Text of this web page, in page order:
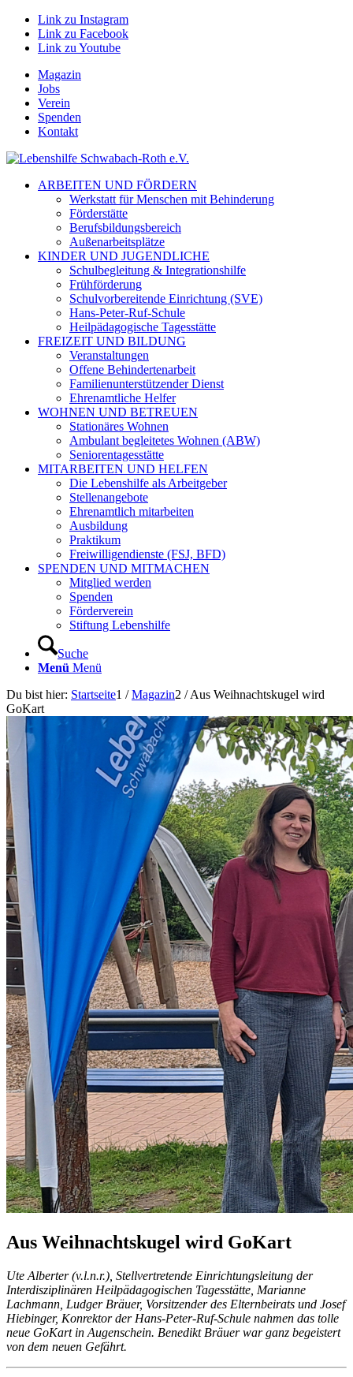
Link zu Instagram
Link zu Facebook
Link zu Youtube
Magazin
Jobs
Verein
Spenden
Kontakt
ARBEITEN UND FÖRDERN
Werkstatt für Menschen mit Behinderung
Förderstätte
Berufsbildungsbereich
Außenarbeitsplätze
KINDER UND JUGENDLICHE
Schulbegleitung & Integrationshilfe
Frühförderung
Schulvorbereitende Einrichtung (SVE)
Hans-Peter-Ruf-Schule
Heilpädagogische Tagesstätte
FREIZEIT UND BILDUNG
Veranstaltungen
Offene Behindertenarbeit
Familienunterstützender Dienst
Ehrenamtliche Helfer
WOHNEN UND BETREUEN
Stationäres Wohnen
Ambulant begleitetes Wohnen (ABW)
Seniorentagesstätte
MITARBEITEN UND HELFEN
Die Lebenshilfe als Arbeitgeber
Stellenangebote
Ehrenamtlich mitarbeiten
Ausbildung
Praktikum
Freiwilligendienste (FSJ, BFD)
SPENDEN UND MITMACHEN
Mitglied werden
Spenden
Förderverein
Stiftung Lebenshilfe
Suche
Menü Menü
Du bist hier: Startseite1 / Magazin2 / Aus Weihnachtskugel wird
GoKart
Aus Weihnachtskugel wird GoKart
Ute Alberter (v.l.n.r.), Stellvertretende Einrichtungsleitung der
Interdisziplinären Heilpädagogischen Tagesstätte, Marianne
Lachmann, Ludger Bräuer, Vorsitzender des Elternbeirats und Josef
Hiebinger, Konrektor der Hans-Peter-Ruf-Schule nahmen das tolle
neue GoKart in Augenschein. Benedikt Bräuer war ganz begeistert
von dem neuen Gefährt.